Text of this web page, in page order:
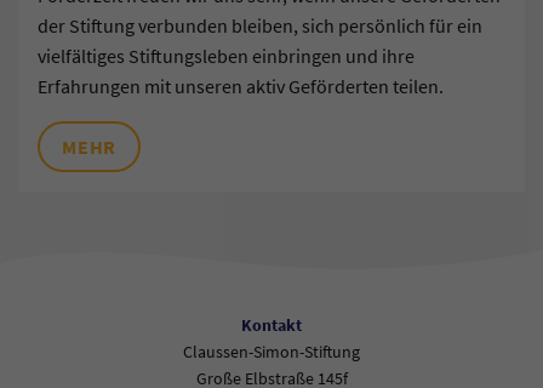
der Stiftung verbunden bleiben, sich persönlich für ein
vielfältiges Stiftungsleben einbringen und ihre
Erfahrungen mit unseren aktiv Geförderten teilen.
MEHR
Kontakt
Claussen-Simon-Stiftung
Große Elbstraße 145f